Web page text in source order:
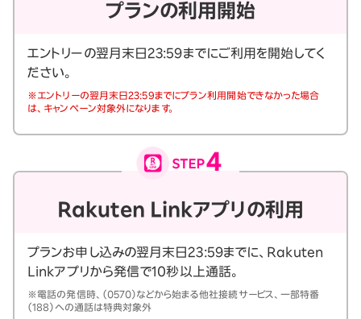
プランの利用開始
エントリーの翌月末日23:59までにご利用を開始してく
ださい。
※エントリーの翌月末日23:59までにプラン利用開始できなかった場合
は、キャンペーン対象外になります。
Rakuten Linkアプリの利用
プランお申し込みの翌月末日23:59までに、Rakuten
Linkアプリから発信で10秒以上通話。
※電話の発信時、（0570）などから始まる他社接続サービス、一部特番
（188）への通話は特典対象外